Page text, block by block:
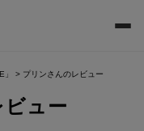
プリンさんのレビュー
ュー